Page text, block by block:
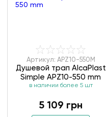
Артикул: APZ10-550M
Душевой трап AlcaPlast
Simple APZ10-550 mm
в наличии более 5 шт
5 109 грн